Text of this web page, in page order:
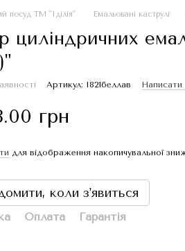
посуд ТМ "Іділія" Емальовані каструлі
циліндричних
Артикул: I821беллав Написати
грн
для відображення накопичувальної
коли з'явиться
Оплата Гарантія